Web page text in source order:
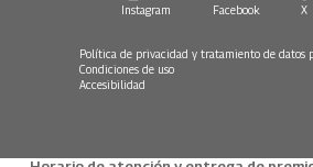
Instagram Facebook X
Política de privacidad y tratamiento de datos
Condiciones de uso
Accesibilidad